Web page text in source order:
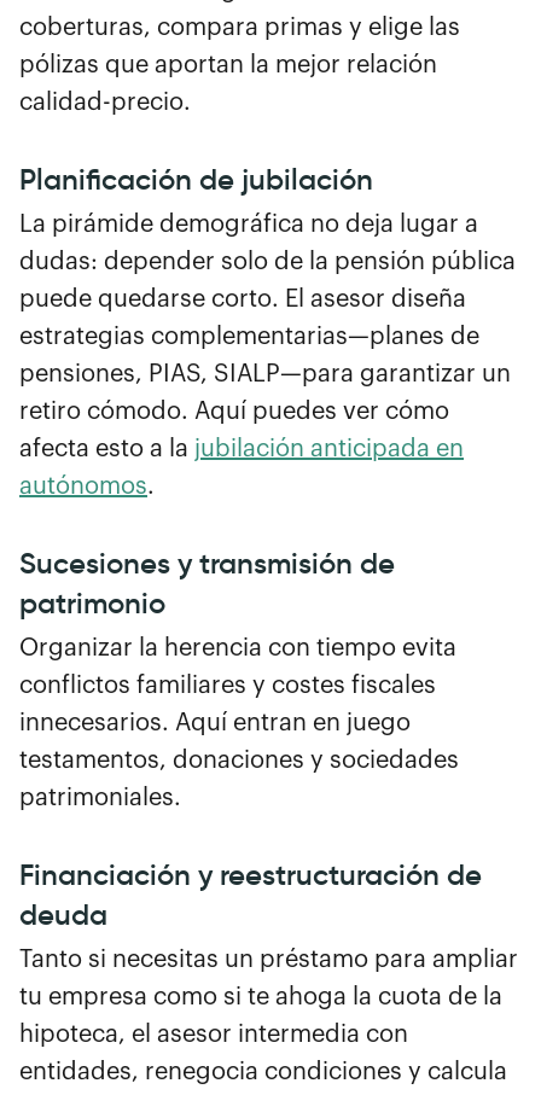
coberturas, compara primas y elige las
pólizas que aportan la mejor relación
calidad-precio.
Planificación de jubilación
La pirámide demográfica no deja lugar a
dudas: depender solo de la pensión pública
puede quedarse corto. El asesor diseña
estrategias complementarias—planes de
pensiones, PIAS, SIALP—para garantizar un
retiro cómodo. Aquí puedes ver cómo
afecta esto a la jubilación anticipada en
autónomos.
Sucesiones y transmisión de
patrimonio
Organizar la herencia con tiempo evita
conflictos familiares y costes fiscales
innecesarios. Aquí entran en juego
testamentos, donaciones y sociedades
patrimoniales.
Financiación y reestructuración de
deuda
Tanto si necesitas un préstamo para ampliar
tu empresa como si te ahoga la cuota de la
hipoteca, el asesor intermedia con
entidades, renegocia condiciones y calcula